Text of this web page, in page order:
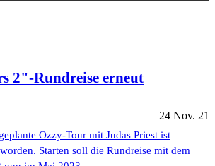
2"-Rundreise erneut
24 Nov. 21
Ozzy-Tour mit Judas Priest ist
Starten soll die Rundreise mit dem